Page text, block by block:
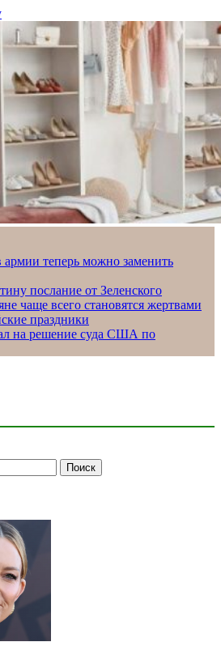
теперь можно заменить
послание от Зеленского
чаще всего становятся жертвами
праздники
на решение суда США по